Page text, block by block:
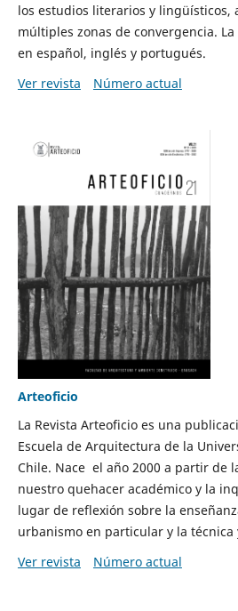
los estudios literarios y lingüísticos,
múltiples zonas de convergencia.
en español, inglés y portugués.
Ver revista
Número actual
Arteoficio
La Revista Arteoficio es una
Escuela de Arquitectura de la
Chile. Nace el año 2000 a partir de
nuestro quehacer académico y la
lugar de reflexión sobre la
urbanismo en particular y la técnica
Ver revista
Número actual